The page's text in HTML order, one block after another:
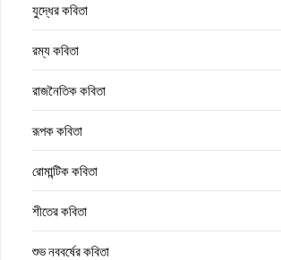
যুদ্ধের কবিতা
রম্য কবিতা
রাজনৈতিক কবিতা
রূপক কবিতা
রোমান্টিক কবিতা
শীতের কবিতা
শুভ নববর্ষের কবিতা